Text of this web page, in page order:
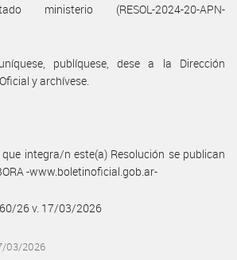
ministerio (RESOL-2024-20-APN-
publíquese, dese a la Dirección
y archívese.
integra/n este(a) Resolución se publican
-www.boletinoficial.gob.ar-
26 v. 17/03/2026
03/2026